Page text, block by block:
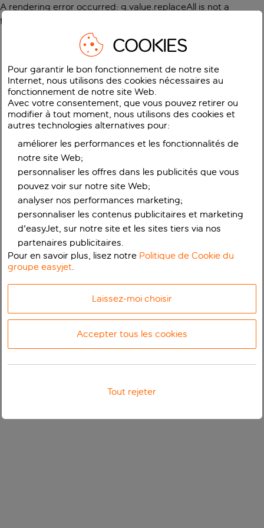
A rendering error occurred: g.value.replaceAll is not a
function
COOKIES
Pour garantir le bon fonctionnement de notre site
Internet, nous utilisons des cookies nécessaires au
fonctionnement de notre site Web.
Avec votre consentement, que vous pouvez retirer ou
modifier à tout moment, nous utilisons des cookies et
autres technologies alternatives pour:
améliorer les performances et les fonctionnalités de
notre site Web;
personnaliser les offres dans les publicités que vous
pouvez voir sur notre site Web;
analyser nos performances marketing;
personnaliser les contenus publicitaires et marketing
d'easyJet, sur notre site et les sites tiers via nos
partenaires publicitaires.
Pour en savoir plus, lisez notre Politique de Cookie du
groupe easyjet.
Laissez-moi choisir
Accepter tous les cookies
Tout rejeter